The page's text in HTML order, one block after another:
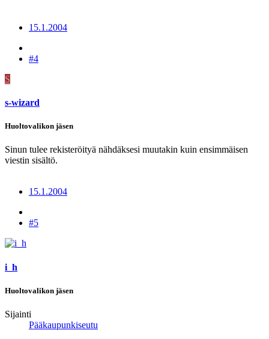
15.1.2004
#4
S
s-wizard
Huoltovalikon jäsen
Sinun tulee rekisteröityä nähdäksesi muutakin kuin ensimmäisen
viestin sisältö.
15.1.2004
#5
i_h
Huoltovalikon jäsen
Sijainti
Pääkaupunkiseutu